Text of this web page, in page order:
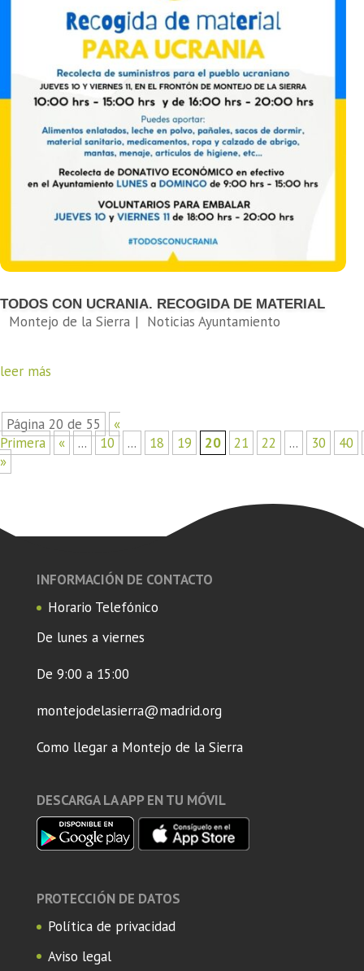
TODOS CON UCRANIA. RECOGIDA DE MATERIAL
leer más
Página 20 de 55
«
Primera
« ... 10 ... 18 19 20 21 22 ... 30
40
»
INFORMACIÓN DE CONTACTO
Horario Telefónico
De lunes a viernes
De 9:00 a 15:00
montejodelasierra@madrid.org
Como llegar a Montejo de la Sierra
DESCARGA LA APP EN TU MÓVIL
PROTECCIÓN DE DATOS
Política de privacidad
Aviso legal